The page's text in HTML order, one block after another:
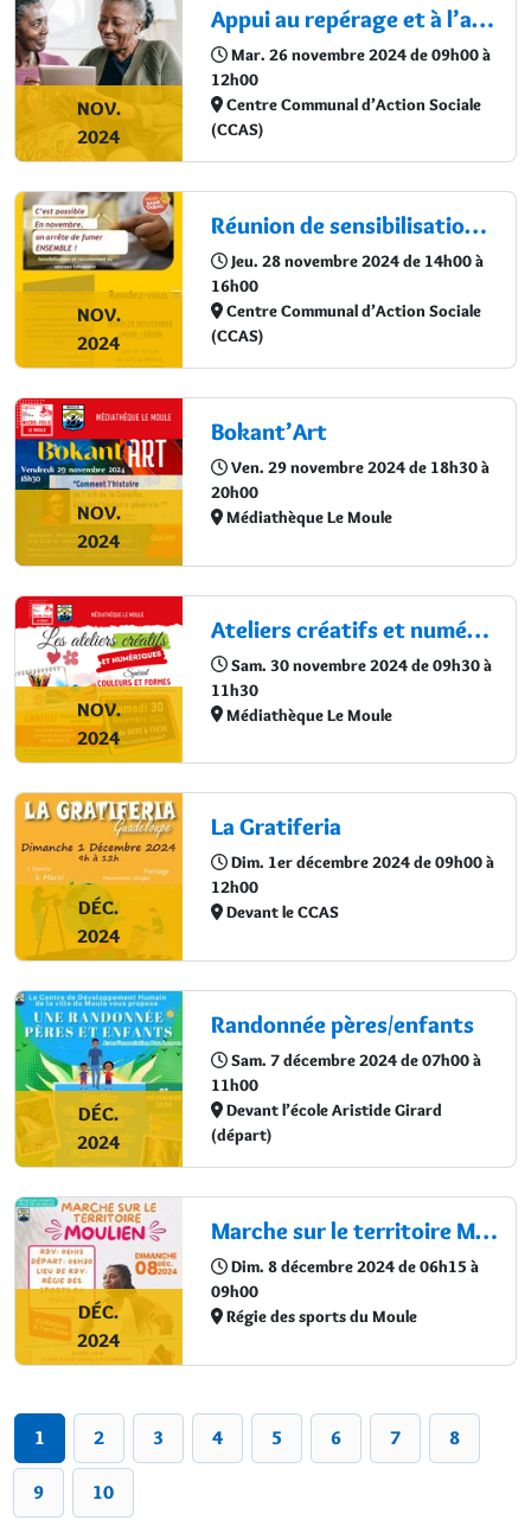
NOV.
2024
Appui au repérage et à l’accompagnement des séniors vulnérables
Mar. 26 novembre 2024 de 09h00 à
12h00
Centre Communal d’Action Sociale
(CCAS)
NOV.
2024
Réunion de sensibilisation et recrutement au sevrage tabagique
Jeu. 28 novembre 2024 de 14h00 à
16h00
Centre Communal d’Action Sociale
(CCAS)
NOV.
2024
Bokant’Art
Ven. 29 novembre 2024 de 18h30 à
20h00
Médiathèque Le Moule
NOV.
2024
Ateliers créatifs et numériques
Sam. 30 novembre 2024 de 09h30 à
11h30
Médiathèque Le Moule
DÉC.
2024
La Gratiferia
Dim. 1er décembre 2024 de 09h00 à
12h00
Devant le CCAS
DÉC.
2024
Randonnée pères/enfants
Sam. 7 décembre 2024 de 07h00 à
11h00
Devant l’école Aristide Girard
(départ)
DÉC.
2024
Marche sur le territoire Moulien
Dim. 8 décembre 2024 de 06h15 à
09h00
Régie des sports du Moule
1 2 3 4 5 6 7 8
9 10